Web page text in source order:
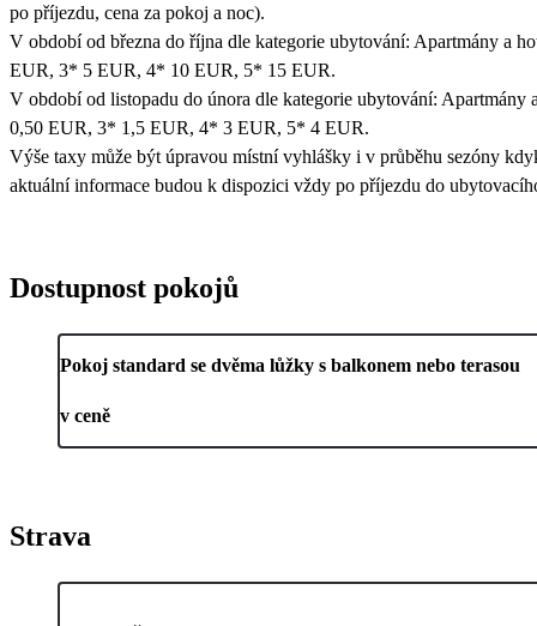
po příjezdu, cena za pokoj a noc).
V období od března do října dle kategorie ubytování: Apartmány a
EUR, 3* 5 EUR, 4* 10 EUR, 5* 15 EUR.
V období od listopadu do února dle kategorie ubytování: Apartmány
0,50 EUR, 3* 1,5 EUR, 4* 3 EUR, 5* 4 EUR.
Výše taxy může být úpravou místní vyhlášky i v průběhu sezóny
aktuální informace budou k dispozici vždy po příjezdu do
Dostupnost pokojů
Pokoj standard se dvěma lůžky s balkonem nebo terasou
v ceně
Strava